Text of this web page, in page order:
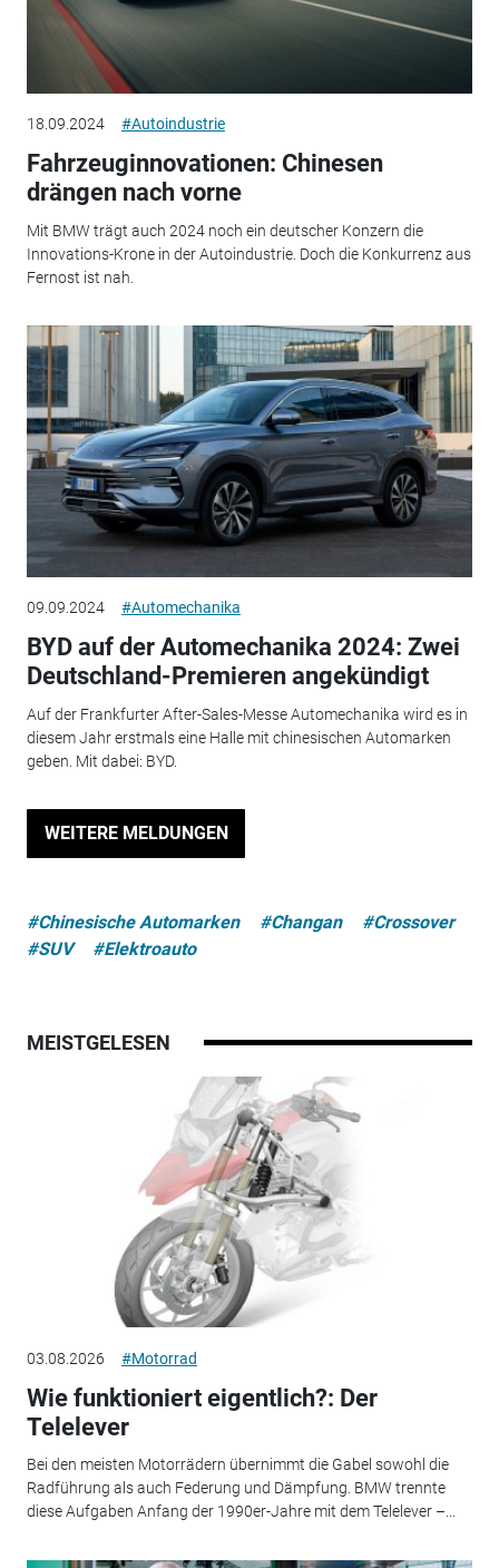
18.09.2024 #Autoindustrie
Fahrzeuginnovationen: Chinesen
drängen nach vorne
Mit BMW trägt auch 2024 noch ein deutscher Konzern die
Innovations-Krone in der Autoindustrie. Doch die Konkurrenz aus
Fernost ist nah.
09.09.2024 #Automechanika
BYD auf der Automechanika 2024: Zwei
Deutschland-Premieren angekündigt
Auf der Frankfurter After-Sales-Messe Automechanika wird es in
diesem Jahr erstmals eine Halle mit chinesischen Automarken
geben. Mit dabei: BYD.
WEITERE MELDUNGEN
#Chinesische Automarken #Changan
#Crossover
#SUV
#Elektroauto
MEISTGELESEN
03.08.2026 #Motorrad
Wie funktioniert eigentlich?: Der
Telelever
Bei den meisten Motorrädern übernimmt die Gabel sowohl die
Radführung als auch Federung und Dämpfung. BMW trennte
diese Aufgaben Anfang der 1990er-Jahre mit dem Telelever –...